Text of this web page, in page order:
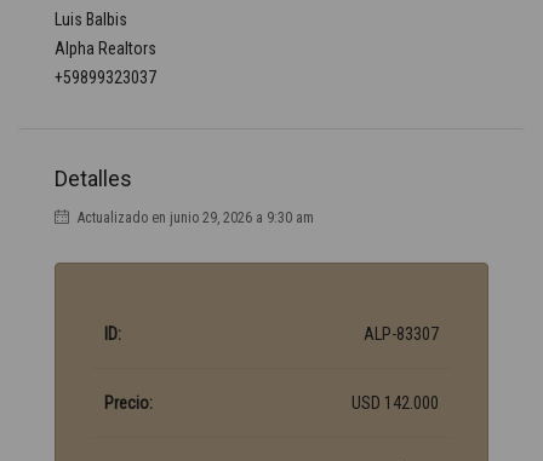
Luis Balbis
Alpha Realtors
+59899323037
Detalles
Actualizado en junio 29, 2026 a 9:30 am
ID: ALP-83307
Precio: USD 142.000